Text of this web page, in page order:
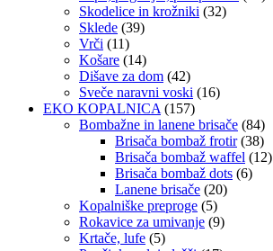
Skodelice in krožniki (32)
Sklede (39)
Vrči (11)
Košare (14)
Dišave za dom (42)
Sveče naravni voski (16)
EKO KOPALNICA (157)
Bombažne in lanene brisače (84)
Brisača bombaž frotir (38)
Brisača bombaž waffel (12)
Brisača bombaž dots (6)
Lanene brisače (20)
Kopalniške preproge (5)
Rokavice za umivanje (9)
Krtače, lufe (5)